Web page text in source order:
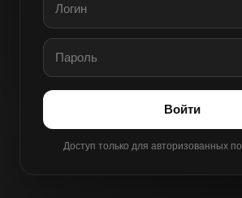
Войти
Доступ только для авторизованных